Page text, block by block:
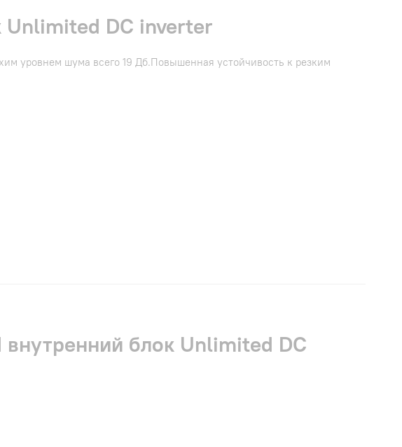
Unlimited DC inverter
уровнем шума всего 19 Дб.Повышенная устойчивость к резким
внутренний блок Unlimited DC